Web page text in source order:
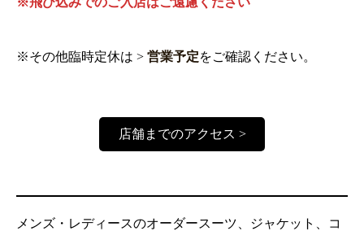
※その他臨時定休は > 営業予定をご確認ください。
店舗までのアクセス >
メンズ・レディースのオーダースーツ、ジャケット、コ